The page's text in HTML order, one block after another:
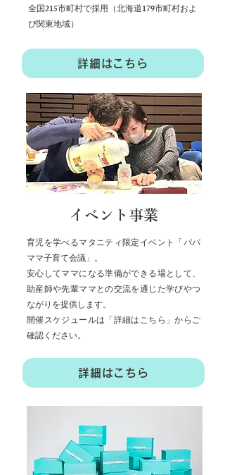
全国215市町村で採用（北海道179市町村およ
び関東地域）
詳細はこちら
イベント事業
育児を学べるマタニティ限定イベント「パパ
ママ子育て会議」。
安心してママになる準備ができる場として、
助産師や先輩ママとの交流を通じた学びやつ
ながりを提供します。
開催スケジュールは「詳細はこちら」からご
確認ください。
詳細はこちら